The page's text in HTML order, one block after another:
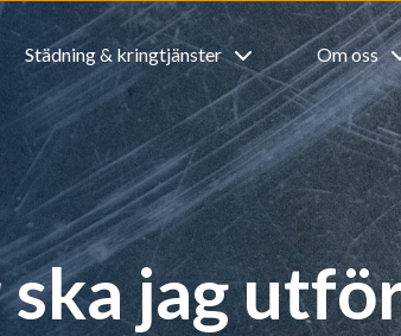
Städning & kringtjänster Om oss
jag